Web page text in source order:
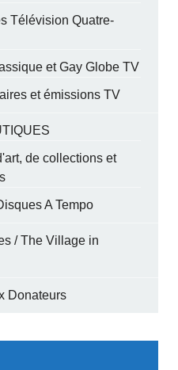
Télévision Quatre-
et Gay Globe TV
et émissions TV
de collections et
A Tempo
/ The Village in
Donateurs